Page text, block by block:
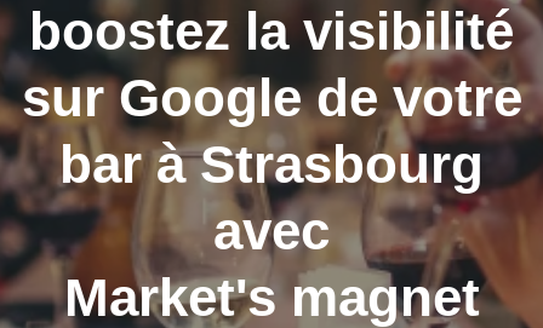
boostez la visibilité
sur Google de votre
bar àStrasbourg
avec
Market's magnet